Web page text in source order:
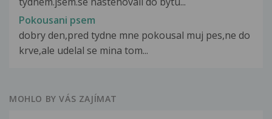
Pokousani psem
dobry den,pred tydne mne pokousal muj pes,ne do
krve,ale udelal se mina tom...
MOHLO BY VÁS ZAJÍMAT